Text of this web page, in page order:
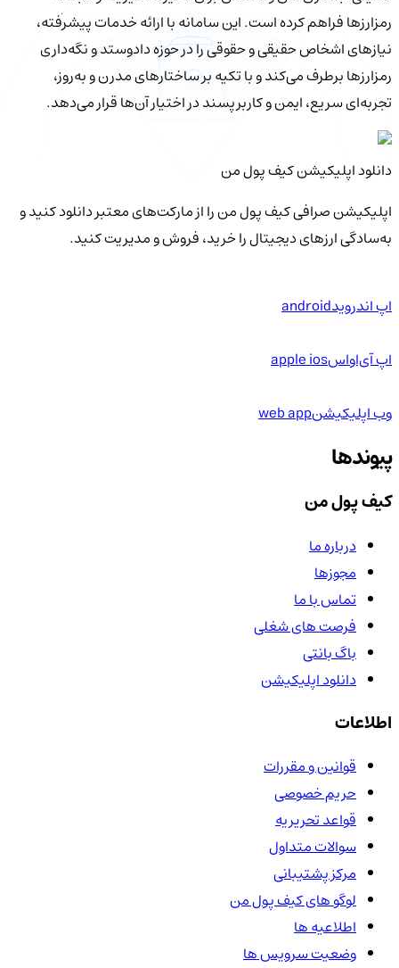
رمزارزها فراهم کرده است. این سامانه با ارائه خدمات پیشرفته،
نیازهای اشخاص حقیقی و حقوقی را در حوزه دادوستد و نگه‌داری
رمزارزها برطرف می‌کند و با تکیه بر ساختارهای مدرن و به‌روز،
تجربه‌ای سریع، ایمن و کاربرپسند در اختیار آن‌ها قرار می‌دهد.
دانلود اپلیکیشن کیف‌ پول من
اپلیکیشن صرافی کیف پول من را از مارکت‌های معتبر دانلود کنید و
به‌سادگی ارزهای دیجیتال را خرید، فروش و مدیریت کنید.
اپ اندرویدandroid
اپ آی‌او‌اسapple ios
وب اپلیکیشنweb app
پیوندها
کیف پول من
درباره ما
مجوزها
تماس با ما
فرصت های شغلی
باگ بانتی
دانلود اپلیکیشن
اطلاعات
قوانین و مقررات
حریم خصوصی
قواعد تحریریه
سوالات متداول
مرکز پشتیبانی
لوگو های کیف پول من
اطلاعیه ها
وضعیت سرویس ها